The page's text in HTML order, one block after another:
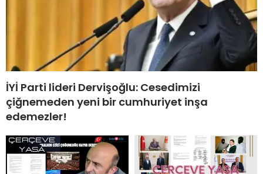
İYİ Parti lideri Dervişoğlu: Cesedimizi
çiğnemeden yeni bir cumhuriyet inşa
edemezler!